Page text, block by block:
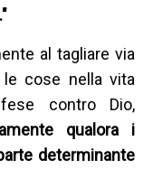
al tagliare via
cose nella vita
contro Dio,
qualora i
determinante